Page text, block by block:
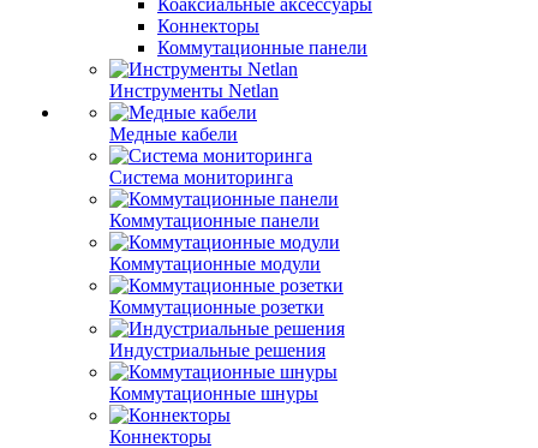
Коаксиальные аксессуары
Коннекторы
Коммутационные панели
Инструменты Netlan
Медные кабели
Система мониторинга
Коммутационные панели
Коммутационные модули
Коммутационные розетки
Индустриальные решения
Коммутационные шнуры
Коннекторы